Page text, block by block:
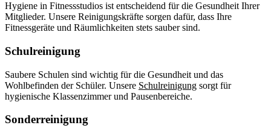
Hygiene in Fitnessstudios ist entscheidend für die Gesundheit Ihrer
Mitglieder. Unsere Reinigungskräfte sorgen dafür, dass Ihre
Fitnessgeräte und Räumlichkeiten stets sauber sind.
Schulreinigung
Saubere Schulen sind wichtig für die Gesundheit und das
Wohlbefinden der Schüler. Unsere Schulreinigung sorgt für
hygienische Klassenzimmer und Pausenbereiche.
Sonderreinigung